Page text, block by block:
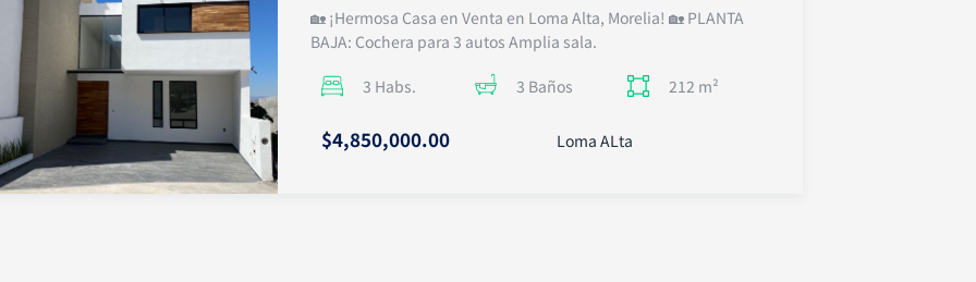
🏡 ¡Hermosa Casa en Venta en Loma Alta, Morelia! 🏡 PLANTA
BAJA: Cochera para 3 autos Amplia sala.
3 Habs. 3 Baños 212 m²
$4,850,000.00 Loma ALta